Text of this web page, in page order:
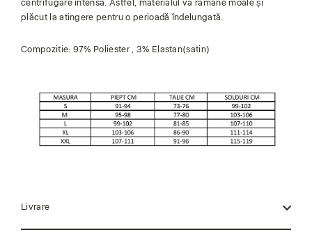
centrifugare intensă. Astfel, materialul va rămâne moale și
plăcut la atingere pentru o perioadă îndelungată.
Compozitie: 97% Poliester , 3% Elastan(satin)
Livrare